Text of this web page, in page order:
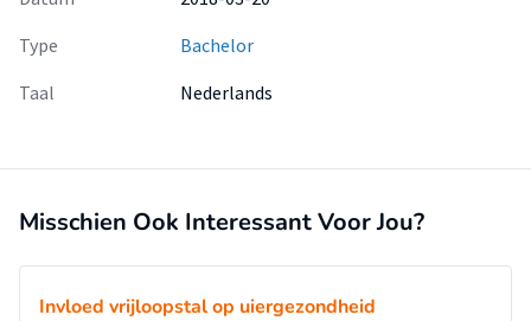
Type
Bachelor
Taal
Nederlands
Misschien Ook Interessant Voor Jou?
Invloed vrijloopstal op uiergezondheid